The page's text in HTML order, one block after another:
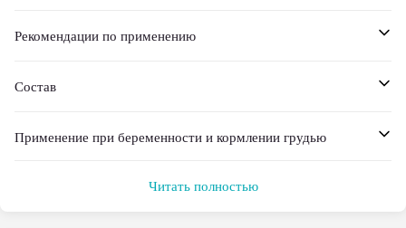
Рекомендации по применению
Состав
Применение при беременности и кормлении грудью
Читать полностью